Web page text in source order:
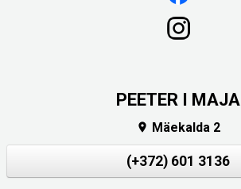
PEETER I MAJA
 Mäekalda 2
(+372) 601 3136